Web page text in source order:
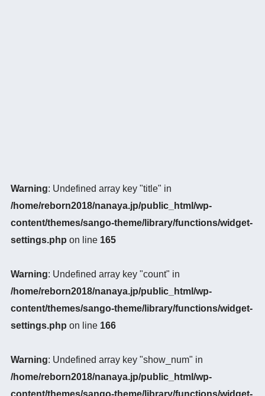
Warning: Undefined array key "title" in
/home/reborn2018/nanaya.jp/public_html/wp-
content/themes/sango-theme/library/functions/widget-
settings.php on line 165
Warning: Undefined array key "count" in
/home/reborn2018/nanaya.jp/public_html/wp-
content/themes/sango-theme/library/functions/widget-
settings.php on line 166
Warning: Undefined array key "show_num" in
/home/reborn2018/nanaya.jp/public_html/wp-